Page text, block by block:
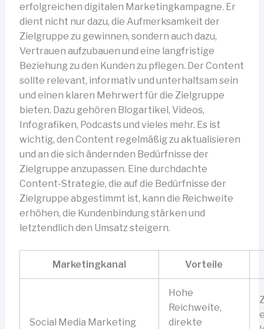
erfolgreichen digitalen Marketingkampagne. Er
dient nicht nur dazu, die Aufmerksamkeit der
Zielgruppe zu gewinnen, sondern auch dazu,
Vertrauen aufzubauen und eine langfristige
Beziehung zu den Kunden zu pflegen. Der Content
sollte relevant, informativ und unterhaltsam sein
und einen klaren Mehrwert für die Zielgruppe
bieten. Dazu gehören Blogartikel, Videos,
Infografiken, Podcasts und vieles mehr. Es ist
wichtig, den Content regelmäßig zu aktualisieren
und an die sich ändernden Bedürfnisse der
Zielgruppe anzupassen. Eine durchdachte
Content-Strategie, die auf die Bedürfnisse der
Zielgruppe abgestimmt ist, kann die Reichweite
erhöhen, die Kundenbindung stärken und
letztendlich den Umsatz steigern.
Marketingkanal Vorteile
Social Media Marketing
Hohe
Reichweite,
direkte